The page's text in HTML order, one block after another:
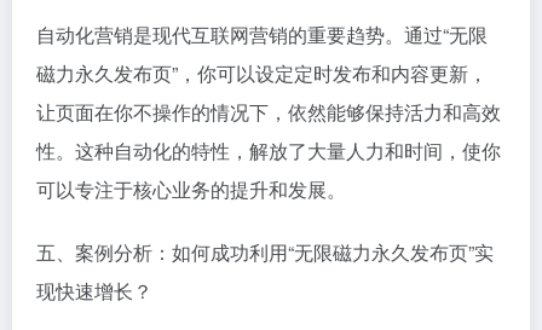
自动化营销是现代互联网营销的重要趋势。通过“无限
磁力永久发布页”，你可以设定定时发布和内容更新，
让页面在你不操作的情况下，依然能够保持活力和高效
性。这种自动化的特性，解放了大量人力和时间，使你
可以专注于核心业务的提升和发展。
五、案例分析：如何成功利用“无限磁力永久发布页”实
现快速增长？